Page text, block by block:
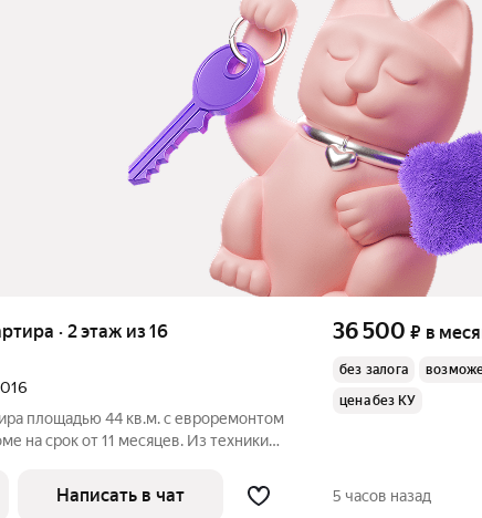
· 2 этаж из 16
площадью 44 кв.м. с евроремонтом
на срок от 11 месяцев. Из техники
окна выходят на улицу. Есть
36 500 ₽ в
без залога
цена без КУ
Написать в чат 5 часов назад